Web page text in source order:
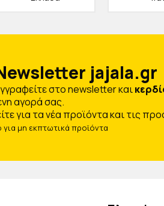
jajala.gr
στο newsletter και
αγορά σας.
για τα νέα προϊόντα και τις
για μη εκπτωτικά προϊόντα